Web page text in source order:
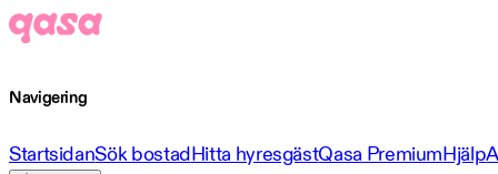
Navigering
StartsidanSök bostadHitta hyresgästQasa PremiumHjälp